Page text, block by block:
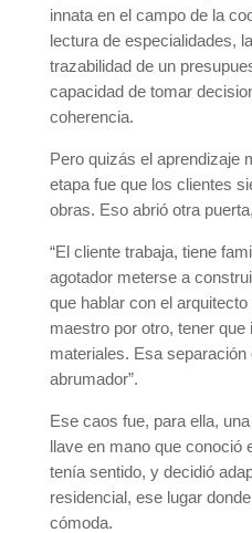
innata en el campo de la
lectura de especialidades,
trazabilidad de un
capacidad de tomar
coherencia.
Pero quizás el aprendizaje
etapa fue que los clientes
obras. Eso abrió otra
“El cliente trabaja, tiene
agotador meterse a
que hablar con el
maestro por otro, tener que
materiales. Esa
abrumador”.
Ese caos fue, para ella,
llave en mano que conoció
tenía sentido, y decidió
residencial, ese lugar
cómoda.